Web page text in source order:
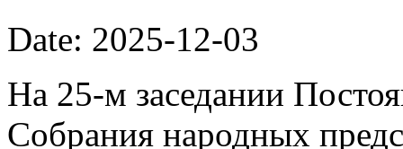
Date: 2025-12-03
На 25-м заседании
Собрания народных